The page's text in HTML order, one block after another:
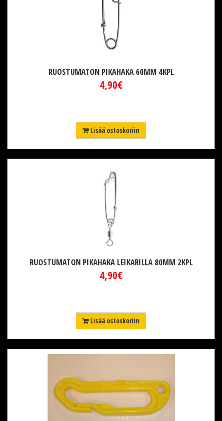
RUOSTUMATON PIKAHAKA 60MM 4KPL
4,90€
Lisää ostoskoriin
RUOSTUMATON PIKAHAKA LEIKARILLA 80MM 2KPL
4,90€
Lisää ostoskoriin